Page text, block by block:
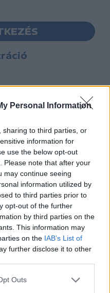
Personal Information
sharing to third parties, or
information for
use the below opt-out
Please note that after your
may continue seeing
information utilized by
to third parties prior to
opt-out of the further
by third parties on the
This information may
on the IAB’s List of
further disclose it to other
Outs